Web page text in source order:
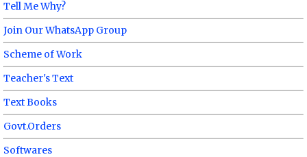
Tell Me Why?
Join Our WhatsApp Group
Scheme of Work
Teacher's Text
Text Books
Govt.Orders
Softwares